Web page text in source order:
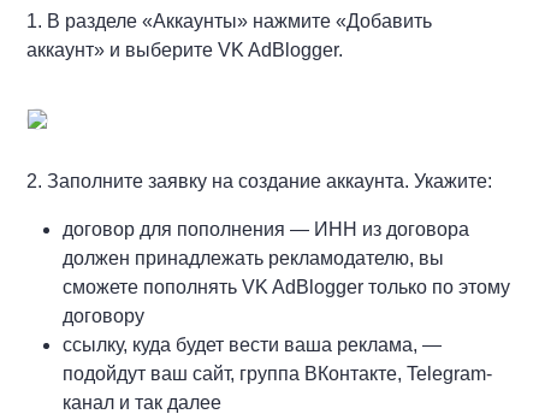
1. В разделе «Аккаунты» нажмите «Добавить
аккаунт» и выберите VK AdBlogger.
2. Заполните заявку на создание аккаунта. Укажите:
договор для пополнения — ИНН из договора
должен принадлежать рекламодателю, вы
сможете пополнять VK AdBlogger только по этому
договору
ссылку, куда будет вести ваша реклама, —
подойдут ваш сайт, группа ВКонтакте, Telegram-
канал и так далее